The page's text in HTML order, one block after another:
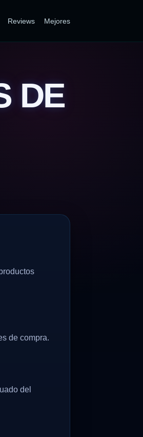
Reviews Mejores
DE
de compra.
del